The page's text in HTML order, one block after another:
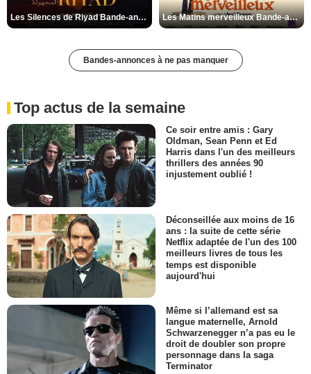
Les Silences de Riyad Bande-annonce VO STFR Les Matins merveilleux Bande-annonce VF
Bandes-annonces à ne pas manquer
Top actus de la semaine
Ce soir entre amis : Gary
Oldman, Sean Penn et Ed
Harris dans l'un des meilleurs
thrillers des années 90
injustement oublié !
Déconseillée aux moins de 16
ans : la suite de cette série
Netflix adaptée de l'un des 100
meilleurs livres de tous les
temps est disponible
aujourd'hui
Même si l’allemand est sa
langue maternelle, Arnold
Schwarzenegger n’a pas eu le
droit de doubler son propre
personnage dans la saga
Terminator